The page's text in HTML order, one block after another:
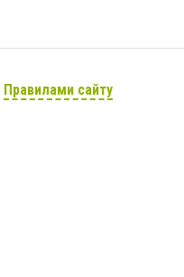
Правилами сайту